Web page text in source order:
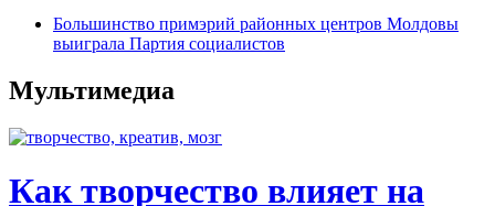
Большинство примэрий районных центров Молдовы
выиграла Партия социалистов
Мультимедиа
Как творчество влияет на